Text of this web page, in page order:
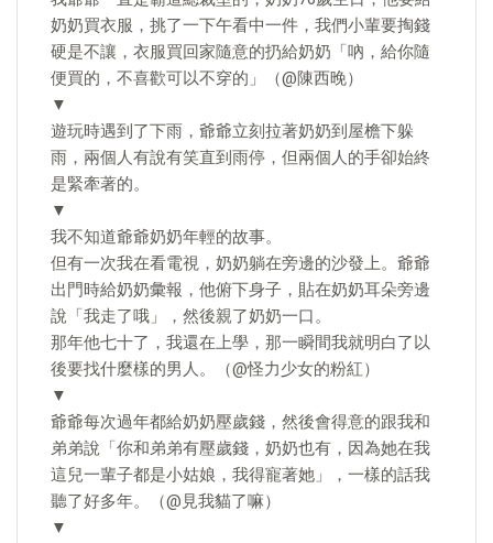
奶奶買衣服，挑了一下午看中一件，我們小輩要掏錢
硬是不讓，衣服買回家隨意的扔給奶奶「吶，給你隨
便買的，不喜歡可以不穿的」（@陳西晚）
▼
遊玩時遇到了下雨，爺爺立刻拉著奶奶到屋檐下躲
雨，兩個人有說有笑直到雨停，但兩個人的手卻始終
是緊牽著的。
▼
我不知道爺爺奶奶年輕的故事。
但有一次我在看電視，奶奶躺在旁邊的沙發上。爺爺
出門時給奶奶彙報，他俯下身子，貼在奶奶耳朵旁邊
說「我走了哦」，然後親了奶奶一口。
那年他七十了，我還在上學，那一瞬間我就明白了以
後要找什麼樣的男人。（@怪力少女的粉紅）
▼
爺爺每次過年都給奶奶壓歲錢，然後會得意的跟我和
弟弟說「你和弟弟有壓歲錢，奶奶也有，因為她在我
這兒一輩子都是小姑娘，我得寵著她」，一樣的話我
聽了好多年。（@見我貓了嘛）
▼